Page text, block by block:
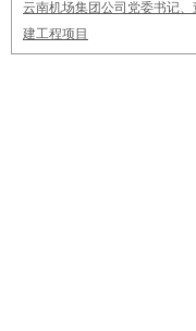
云南机场集团公司党委书记
建工程项目